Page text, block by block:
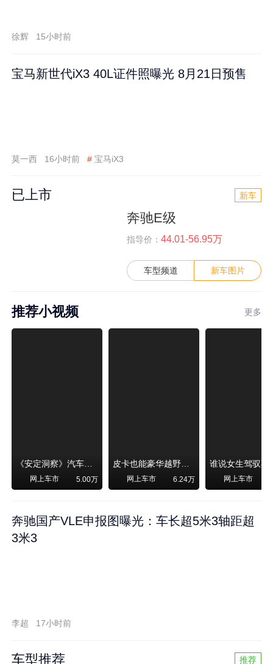
徐辉 15小时前
宝马新世代iX3 40L证件照曝光 8月21日预售
莫一西 16小时前 # 宝马iX3
已上市 新车
奔驰E级
指导价： 44.01-56.95万
车型频道 新车图片
推荐小视频 更多
《安定洞察》汽车烧不烧油，和石油安全无关！
网上车市 5.00万
皮卡也能豪华越野！纵横F700上市，限时卖29.99万起
网上车市 6.24万 网上车市
奔驰国产VLE申报图曝光：车长超5米3轴距超
3米3
李超 17小时前
车型推荐 推荐